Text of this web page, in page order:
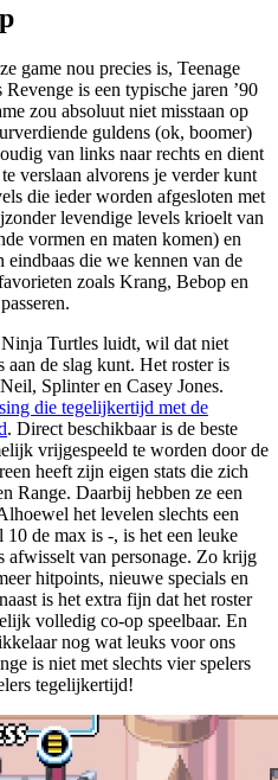
game nou precies is, Teenage
is een typische jaren ’90
zou absoluut niet misstaan op
guldens (ok, boomer)
van links naar rechts en dient
verslaan alvorens je verder kunt
die ieder worden afgesloten met
levendige levels krioelt van
vormen en maten komen) en
die we kennen van de
zoals Krang, Bebop en
Turtles luidt, wil dat niet
aan de slag kunt. Het roster is
Splinter en Casey Jones.
die tegelijkertijd met de
. Direct beschikbaar is de beste
vrijgespeeld te worden door de
heeft zijn eigen stats die zich
Range. Daarbij hebben ze een
het levelen slechts een
de max is -, is het een leuke
afwisselt van personage. Zo krijg
hitpoints, nieuwe specials en
is het extra fijn dat het roster
volledig co-op speelbaar. En
nog wat leuks voor ons
is niet met slechts vier spelers
tegelijkertijd!